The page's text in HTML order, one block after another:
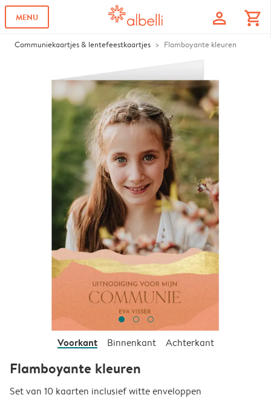
MENU profile shopping_cart
Communiekaartjes & lentefeestkaartjes Flamboyante kleuren
Voorkant Binnenkant Achterkant
Flamboyante kleuren
Set van 10 kaarten inclusief witte enveloppen